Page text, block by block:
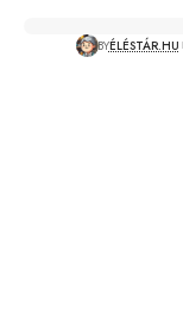
BYÉLÉSTÁR.HU